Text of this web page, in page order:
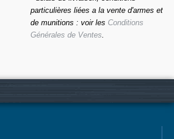
particulières liées a la vente d'armes et
de munitions : voir les Conditions
Générales de Ventes.